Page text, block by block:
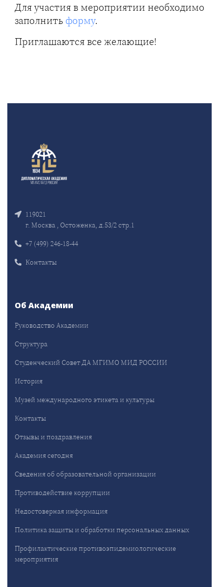
Для участия в мероприятии необходимо
заполнить форму.
Приглашаются все желающие!
119021
г. Москва , Остоженка, д.53/2 стр.1
+7 (499) 246-18-44
Контакты
Об Академии
Руководство Академии
Структура
Студенческий Совет ДА МГИМО МИД РОССИИ
История
Музей международного этикета и культуры
Контакты
Отзывы и поздравления
Академия сегодня
Сведения об образовательной организации
Противодействие коррупции
Недостоверная информация
Политика защиты и обработки персональных данных
Профилактические противоэпидемиологические
мероприятия